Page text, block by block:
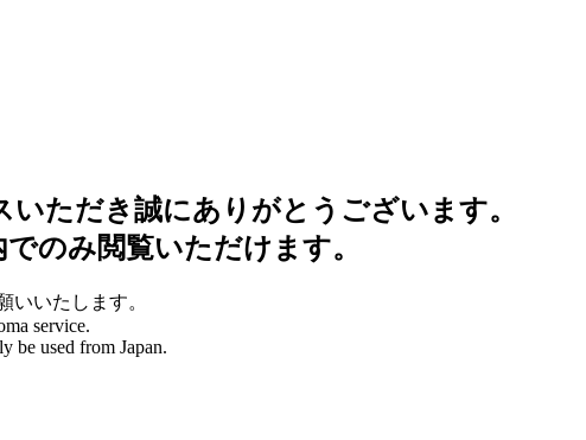
いただき誠にありがとうございます。
のみ閲覧いただけます。
いいたします。
service.
be used from Japan.